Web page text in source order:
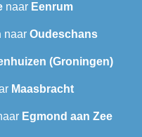
naar Eenrum
naar Oudeschans
(Groningen)
Maasbracht
Egmond aan Zee